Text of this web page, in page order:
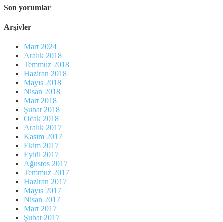
Son yorumlar
Arşivler
Mart 2024
Aralık 2018
Temmuz 2018
Haziran 2018
Mayıs 2018
Nisan 2018
Mart 2018
Şubat 2018
Ocak 2018
Aralık 2017
Kasım 2017
Ekim 2017
Eylül 2017
Ağustos 2017
Temmuz 2017
Haziran 2017
Mayıs 2017
Nisan 2017
Mart 2017
Şubat 2017